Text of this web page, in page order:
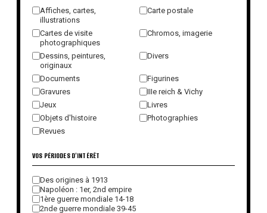
Affiches, cartes,
illustrations
Carte postale
Cartes de visite
photographiques
Chromos, imagerie
Dessins, peintures,
originaux
Divers
Documents
Figurines
Gravures
IIIe reich & Vichy
Jeux
Livres
Objets d'histoire
Photographies
Revues
VOS PÉRIODES D'INTÉRÊT
Des origines à 1913
Napoléon : 1er, 2nd empire
1ère guerre mondiale 14-18
2nde guerre mondiale 39-45